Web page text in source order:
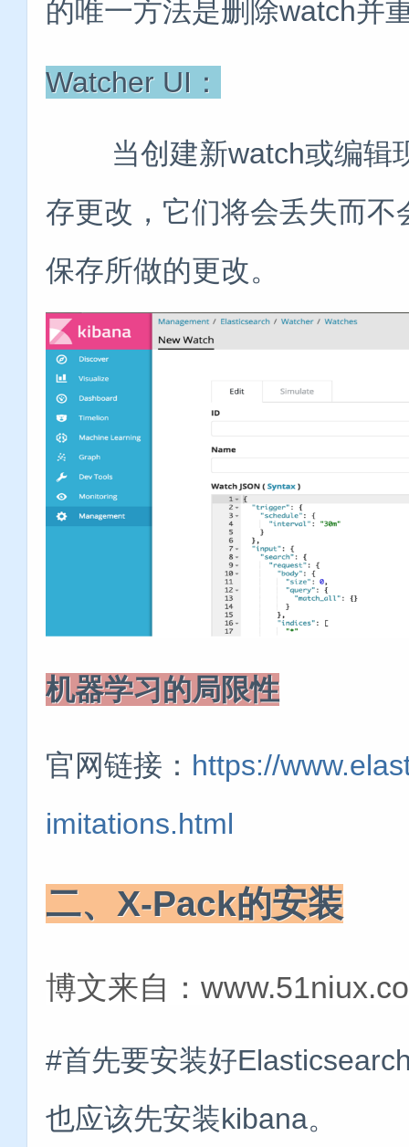
的唯一方法是删除watch并
Watcher UI：
当创建新watch或编辑现
存更改，它们将会丢失而
保存所做的更改。
机器学习的局限性
官网链接： https://
imitations.html
二、X-Pack的安装
博文来自：
#首先要安装好
也应该先安装kibana。